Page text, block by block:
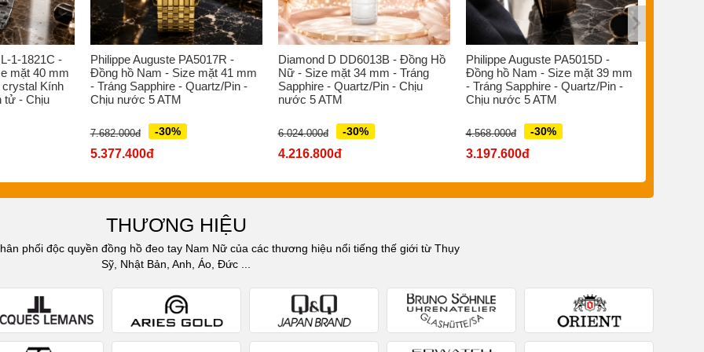
1-1821C -
mặt 40 mm
Kính
tử - Chịu
Philippe Auguste PA5017R -
Đồng hồ Nam - Size mặt 41 mm
- Tráng Sapphire - Quartz/Pin -
Chịu nước 5 ATM
7.682.000đ -30%
5.377.400đ
Diamond D DD6013B - Đồng Hồ
Nữ - Size mặt 34 mm - Tráng
Sapphire - Quartz/Pin - Chịu
nước 5 ATM
6.024.000đ -30%
4.216.800đ
Philippe Auguste PA5015D -
Đồng hồ Nam - Size mặt 39 mm
- Tráng Sapphire - Quartz/Pin -
Chịu nước 5 ATM
4.568.000đ -30%
3.197.600đ
THƯƠNG HIỆU
phối độc quyền đồng hồ đeo tay Nam Nữ của các thương hiệu nổi tiếng thế giới từ Thụy
Sỹ, Nhật Bản, Anh, Áo, Đức ...